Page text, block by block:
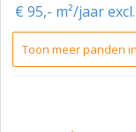
- Unit A - €
- Unit B - €
€ 95,- m²/jaar
Toon meer panden